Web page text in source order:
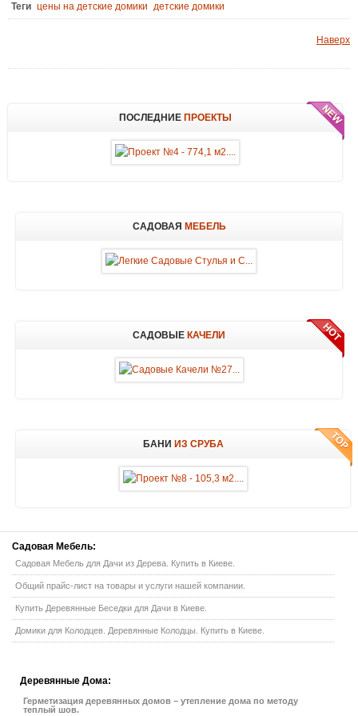
Теги цены на детские домики детские домики
Наверх
ПОСЛЕДНИЕПРОЕКТЫ
САДОВАЯ МЕБЕЛЬ
САДОВЫЕ КАЧЕЛИ
БАНИ ИЗ СРУБА
Садовая Мебель:
Садовая Мебель для Дачи из Дерева. Купить в Киеве.
Общий прайс-лист на товары и услуги нашей компании.
Купить Деревянные Беседки для Дачи в Киеве.
Домики для Колодцев. Деревянные Колодцы. Купить в Киеве.
Деревянные Дома:
Герметизация деревянных домов – утепление дома по методу
теплый шов.